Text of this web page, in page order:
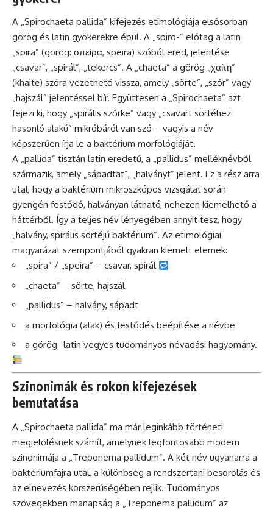
A „Spirochaeta pallida” kifejezés etimológiája elsősorban
görög és latin gyökerekre épül. A „spiro-” előtag a latin
„spira” (görög: σπείρα, speira) szóból ered, jelentése
„csavar”, „spirál”, „tekercs”. A „chaeta” a görög „χαίτη”
(khaitē) szóra vezethető vissza, amely „sörte”, „szőr” vagy
„hajszál” jelentéssel bír. Együttesen a „Spirochaeta” azt
fejezi ki, hogy „spirális szőrke” vagy „csavart sörtéhez
hasonló alakú” mikróbáról van szó – vagyis a név
képszerűen írja le a baktérium morfológiáját.
A „pallida” tisztán latin eredetű, a „pallidus” melléknévből
származik, amely „sápadtat”, „halványt” jelent. Ez a rész arra
utal, hogy a baktérium mikroszkópos vizsgálat során
gyengén festődő, halványan látható, nehezen kiemelhető a
háttérből. Így a teljes név lényegében annyit tesz, hogy
„halvány, spirális sörtéjű baktérium”. Az etimológiai
magyarázat szempontjából gyakran kiemelt elemek:
„spira” / „speira” – csavar, spirál
„chaeta” – sörte, hajszál
„pallidus” – halvány, sápadt
a morfológia (alak) és festődés beépítése a névbe
a görög–latin vegyes tudományos névadási hagyomány.
Szinonimák és rokon kifejezések
bemutatása
A „Spirochaeta pallida” ma már leginkább történeti
megjelölésnek számít, amelynek legfontosabb modern
szinonimája a „Treponema pallidum”. A két név ugyanarra a
baktériumfajra utal, a különbség a rendszertani besorolás és
az elnevezés korszerűségében rejlik. Tudományos
szövegekben manapság a „Treponema pallidum” az